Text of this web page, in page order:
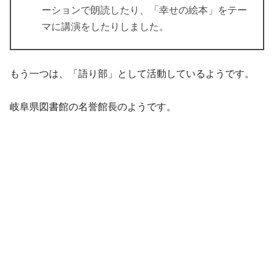
ーションで朗読したり、「幸せの絵本」をテー
マに講演をしたりしました。
もう一つは、「語り部」として活動しているようです。
岐阜県図書館の名誉館長のようです。